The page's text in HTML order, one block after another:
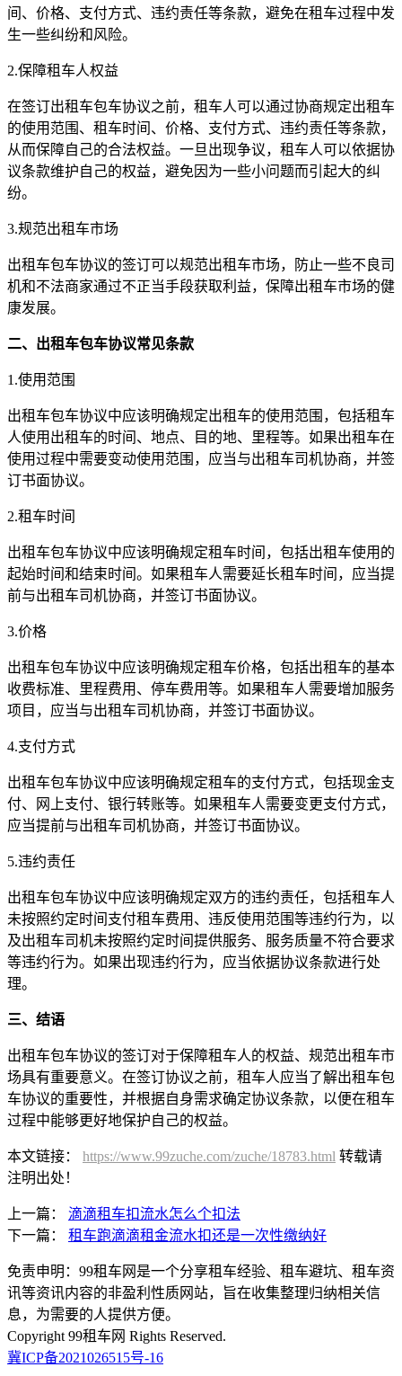
间、价格、支付方式、违约责任等条款，避免在租车过程中发
生一些纠纷和风险。
2.保障租车人权益
在签订出租车包车协议之前，租车人可以通过协商规定出租车
的使用范围、租车时间、价格、支付方式、违约责任等条款，
从而保障自己的合法权益。一旦出现争议，租车人可以依据协
议条款维护自己的权益，避免因为一些小问题而引起大的纠
纷。
3.规范出租车市场
出租车包车协议的签订可以规范出租车市场，防止一些不良司
机和不法商家通过不正当手段获取利益，保障出租车市场的健
康发展。
二、出租车包车协议常见条款
1.使用范围
出租车包车协议中应该明确规定出租车的使用范围，包括租车
人使用出租车的时间、地点、目的地、里程等。如果出租车在
使用过程中需要变动使用范围，应当与出租车司机协商，并签
订书面协议。
2.租车时间
出租车包车协议中应该明确规定租车时间，包括出租车使用的
起始时间和结束时间。如果租车人需要延长租车时间，应当提
前与出租车司机协商，并签订书面协议。
3.价格
出租车包车协议中应该明确规定租车价格，包括出租车的基本
收费标准、里程费用、停车费用等。如果租车人需要增加服务
项目，应当与出租车司机协商，并签订书面协议。
4.支付方式
出租车包车协议中应该明确规定租车的支付方式，包括现金支
付、网上支付、银行转账等。如果租车人需要变更支付方式，
应当提前与出租车司机协商，并签订书面协议。
5.违约责任
出租车包车协议中应该明确规定双方的违约责任，包括租车人
未按照约定时间支付租车费用、违反使用范围等违约行为，以
及出租车司机未按照约定时间提供服务、服务质量不符合要求
等违约行为。如果出现违约行为，应当依据协议条款进行处
理。
三、结语
出租车包车协议的签订对于保障租车人的权益、规范出租车市
场具有重要意义。在签订协议之前，租车人应当了解出租车包
车协议的重要性，并根据自身需求确定协议条款，以便在租车
过程中能够更好地保护自己的权益。
本文链接： https://www.99zuche.com/zuche/18783.html 转载请
注明出处！
上一篇： 滴滴租车扣流水怎么个扣法
下一篇： 租车跑滴滴租金流水扣还是一次性缴纳好
免责申明：99租车网是一个分享租车经验、租车避坑、租车资
讯等资讯内容的非盈利性质网站，旨在收集整理归纳相关信
息，为需要的人提供方便。
Copyright 99租车网 Rights Reserved.
冀ICP备2021026515号-16